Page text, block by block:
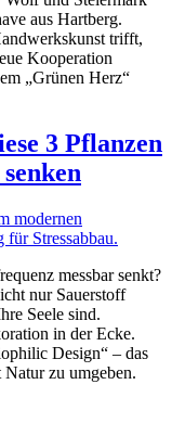
aus Hartberg.
trifft,
Kooperation
„Grünen Herz“
3 Pflanzen
messbar senkt?
nur Sauerstoff
Seele sind.
in der Ecke.
Design“ – das
zu umgeben.